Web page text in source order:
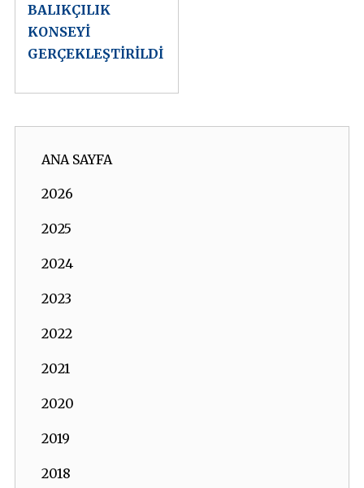
BALIKÇILIK
KONSEYİ
GERÇEKLEŞTİRİLDİ
ANA SAYFA
2026
2025
2024
2023
2022
2021
2020
2019
2018